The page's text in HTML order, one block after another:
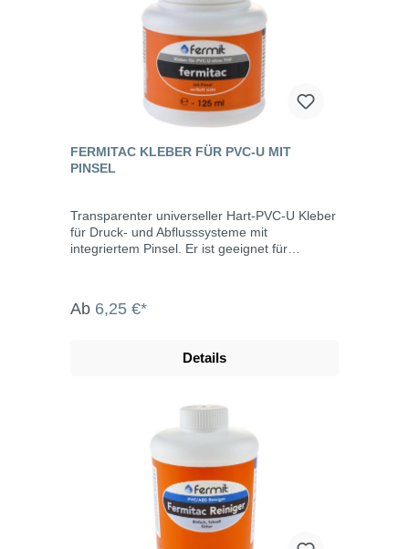
FERMITAC KLEBER FÜR PVC-U MIT
PINSEL
Transparenter universeller Hart-PVC-U Kleber
für Druck- und Abflusssysteme mit
integriertem Pinsel. Er ist geeignet für
verlegte PVC-Rohre. Eigenschaften
sauber einfach anwendbar ohne THF
+35°CTemperaturbereich: bis +90°C
Ab 6,25 €*
Details